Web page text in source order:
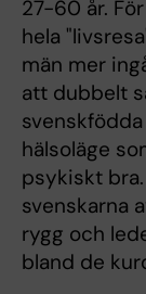
27-60 år.
hela
män mer
att dubbelt
hälsoläge
psykiskt
svenskarna
rygg och
bland de